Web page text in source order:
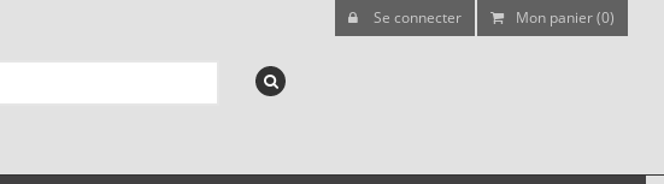
Se connecter Mon panier (0)